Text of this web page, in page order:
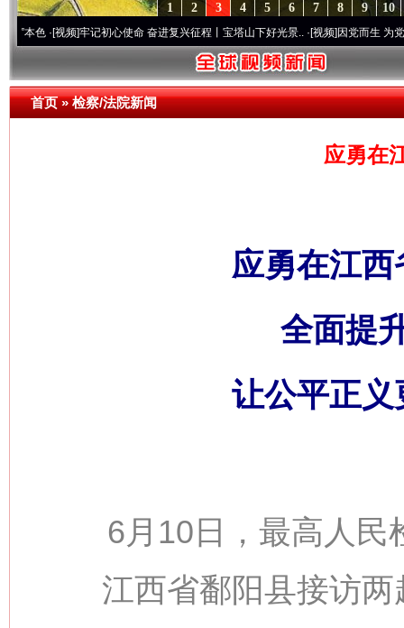
10
9
8
7
6
5
4
3
2
1
频]牢记初心使命 奋进复兴征程丨宝塔山下好光景..·[视频]因党而生 为党而战——
首页»检察/法院新闻
应勇在
应勇在江
全面提
让公平正
6月10日，最高人民
江西省鄱阳县接访